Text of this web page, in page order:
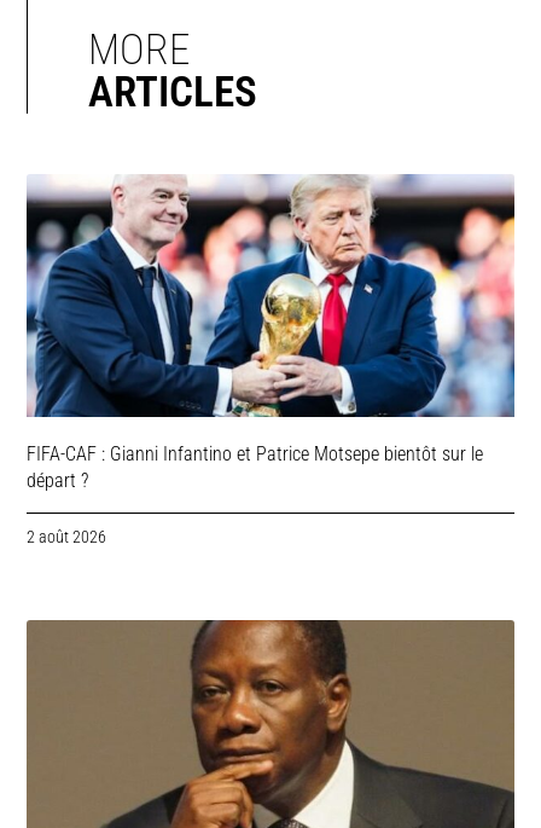
MORE
ARTICLES
FIFA-CAF : Gianni Infantino et Patrice Motsepe bientôt sur le
départ ?
2 août 2026